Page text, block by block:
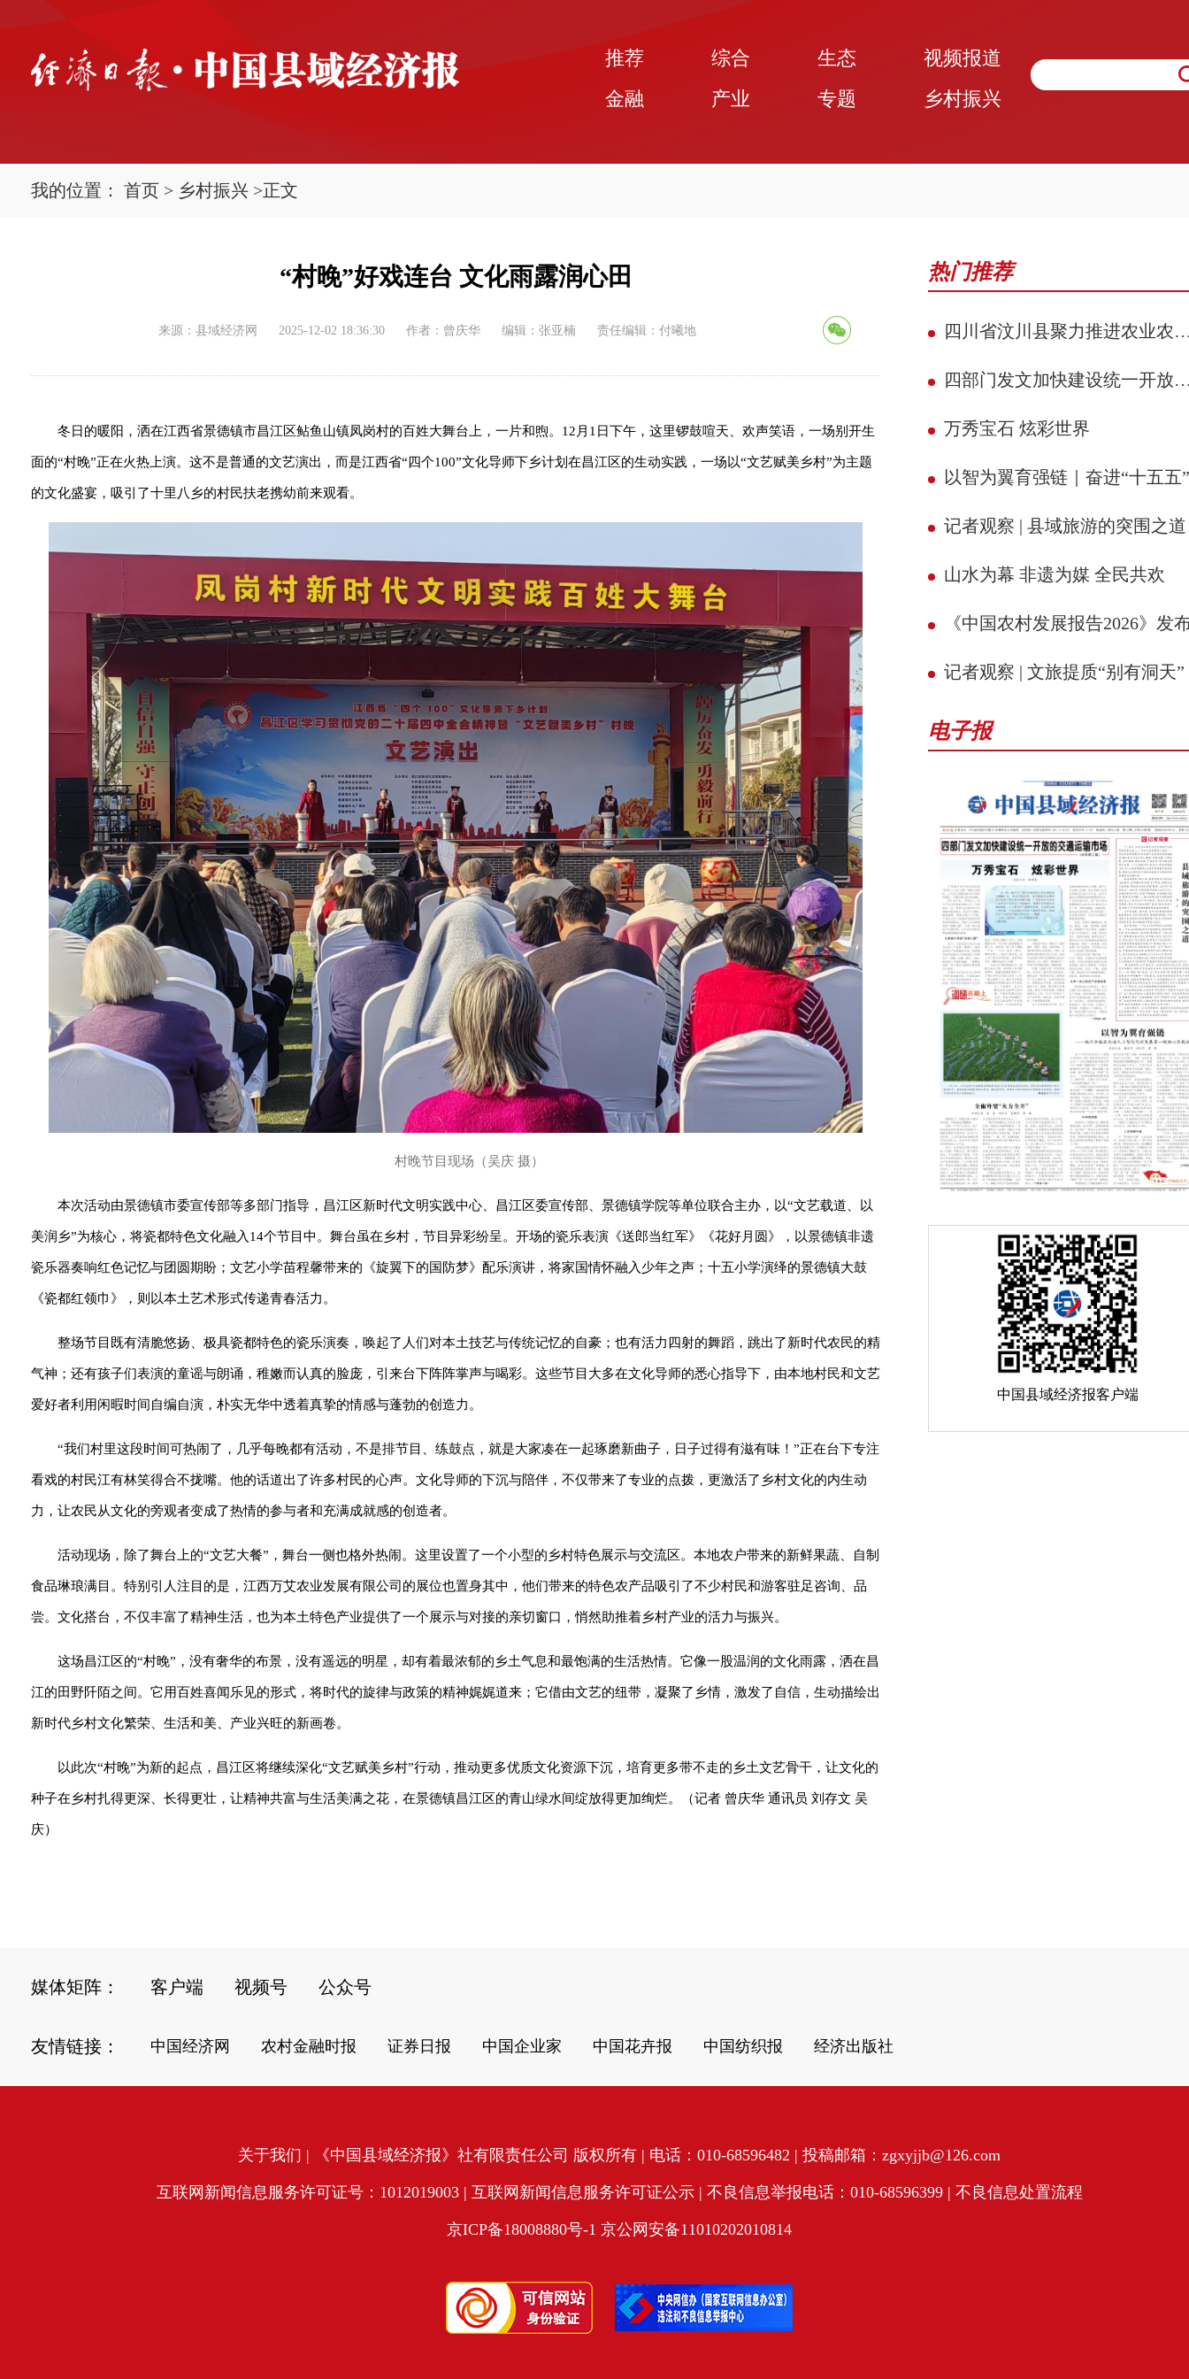
推荐 综合 生态
视频报道
金融
产业 专题 乡村振兴
我的位置： 首页 > 乡村振兴 >正文
“村晚”好戏连台 文化雨露润心田
来源：县域经济网 2025-12-02 18:36:30 作者：曾庆华 编辑：张亚楠 责任编辑：付曦地
冬日的暖阳，洒在江西省景德镇市昌江区鲇鱼山镇凤岗村的百姓大舞台上，一片和煦。12月1日下午，这里锣鼓喧天、欢声笑语，一场别开生
面的“村晚”正在火热上演。这不是普通的文艺演出，而是江西省“四个100”文化导师下乡计划在昌江区的生动实践，一场以“文艺赋美乡村”为主题
的文化盛宴，吸引了十里八乡的村民扶老携幼前来观看。
村晚节目现场（吴庆 摄）
本次活动由景德镇市委宣传部等多部门指导，昌江区新时代文明实践中心、昌江区委宣传部、景德镇学院等单位联合主办，以“文艺载道、以
美润乡”为核心，将瓷都特色文化融入14个节目中。舞台虽在乡村，节目异彩纷呈。开场的瓷乐表演《送郎当红军》《花好月圆》，以景德镇非遗
瓷乐器奏响红色记忆与团圆期盼；文艺小学苗程馨带来的《旋翼下的国防梦》配乐演讲，将家国情怀融入少年之声；十五小学演绎的景德镇大鼓
《瓷都红领巾》，则以本土艺术形式传递青春活力。
整场节目既有清脆悠扬、极具瓷都特色的瓷乐演奏，唤起了人们对本土技艺与传统记忆的自豪；也有活力四射的舞蹈，跳出了新时代农民的精
气神；还有孩子们表演的童谣与朗诵，稚嫩而认真的脸庞，引来台下阵阵掌声与喝彩。这些节目大多在文化导师的悉心指导下，由本地村民和文艺
爱好者利用闲暇时间自编自演，朴实无华中透着真挚的情感与蓬勃的创造力。
“我们村里这段时间可热闹了，几乎每晚都有活动，不是排节目、练鼓点，就是大家凑在一起琢磨新曲子，日子过得有滋有味！”正在台下专注
看戏的村民江有林笑得合不拢嘴。他的话道出了许多村民的心声。文化导师的下沉与陪伴，不仅带来了专业的点拨，更激活了乡村文化的内生动
力，让农民从文化的旁观者变成了热情的参与者和充满成就感的创造者。
活动现场，除了舞台上的“文艺大餐”，舞台一侧也格外热闹。这里设置了一个小型的乡村特色展示与交流区。本地农户带来的新鲜果蔬、自制
食品琳琅满目。特别引人注目的是，江西万艾农业发展有限公司的展位也置身其中，他们带来的特色农产品吸引了不少村民和游客驻足咨询、品
尝。文化搭台，不仅丰富了精神生活，也为本土特色产业提供了一个展示与对接的亲切窗口，悄然助推着乡村产业的活力与振兴。
这场昌江区的“村晚”，没有奢华的布景，没有遥远的明星，却有着最浓郁的乡土气息和最饱满的生活热情。它像一股温润的文化雨露，洒在昌
江的田野阡陌之间。它用百姓喜闻乐见的形式，将时代的旋律与政策的精神娓娓道来；它借由文艺的纽带，凝聚了乡情，激发了自信，生动描绘出
新时代乡村文化繁荣、生活和美、产业兴旺的新画卷。
以此次“村晚”为新的起点，昌江区将继续深化“文艺赋美乡村”行动，推动更多优质文化资源下沉，培育更多带不走的乡土文艺骨干，让文化的
种子在乡村扎得更深、长得更壮，让精神共富与生活美满之花，在景德镇昌江区的青山绿水间绽放得更加绚烂。（记者 曾庆华 通讯员 刘存文 吴
庆）
热门推荐
四川省汶川县聚力推进农业农村现代化 赋能民族地区县域典范建设攻坚见效
四部门发文加快建设统一开放的交通运输市场
万秀宝石 炫彩世界
以智为翼育强链｜奋进“十五五” 县域新征程
记者观察 | 县域旅游的突围之道
山水为幕 非遗为媒 全民共欢
《中国农村发展报告2026》发
记者观察 | 文旅提质“别有洞天”
电子报
中国县域经济报客户端
媒体矩阵： 客户端 视频号 公众号
友情链接： 中国经济网 农村金融时报 证券日报 中国企业家 中国花卉报 中国纺织报 经济出版社
关于我们 | 《中国县域经济报》社有限责任公司 版权所有 | 电话：010-68596482 | 投稿邮箱：zgxyjjb@126.com
互联网新闻信息服务许可证号：1012019003 | 互联网新闻信息服务许可证公示| 不良信息举报电话：010-68596399 | 不良信息处置流程
京ICP备18008880号-1 京公网安备11010202010814